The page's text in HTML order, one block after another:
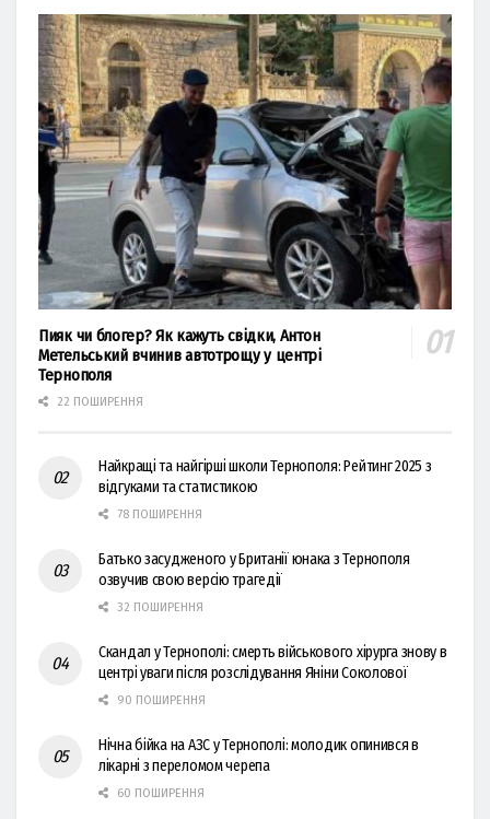
Пияк чи блогер? Як кажуть свідки, Антон
Метельський вчинив автотрощу у центрі
Тернополя
22 ПОШИРЕННЯ
Найкращі та найгірші школи Тернополя: Рейтинг 2025 з
відгуками та статистикою
78 ПОШИРЕННЯ
Батько засудженого у Британії юнака з Тернополя
озвучив свою версію трагедії
32 ПОШИРЕННЯ
Скандал у Тернополі: смерть військового хірурга знову в
центрі уваги після розслідування Яніни Соколової
90 ПОШИРЕННЯ
Нічна бійка на АЗС у Тернополі: молодик опинився в
лікарні з переломом черепа
60 ПОШИРЕННЯ